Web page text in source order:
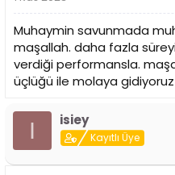
Muhaymin savunmada
maşallah. daha fazla
verdiği performansla.
üçlüğü ile molaya
I isiey
Kayıtlı Üye